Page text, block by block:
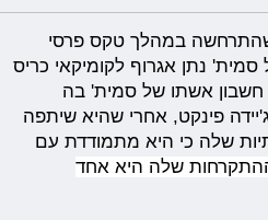
במהלך טקס פרסי
נתן אגרוף לקומיקאי כריס
חשבון אשתו של סמית' בה
פינקט, אחרי שהיא שיתפה
שלה כי היא מתמודדת עם
שלה היא אחד